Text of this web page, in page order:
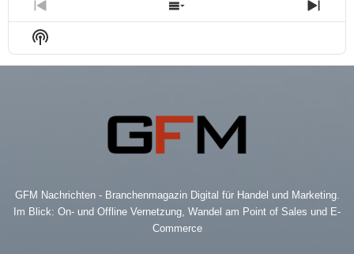
Previous
Episode
Show
Episodes
Next
Show
Podcast
Information
GFM Nachrichten - Branchenmagazin Digital für Handel und Marketing.
Im Blick: On- und Offline Vernetzung, Wandel am Point of Sales und E-
Commerce